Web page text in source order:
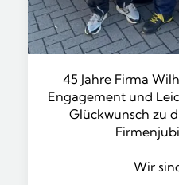
45 Jahre Firma
Engagement und
Glückwunsch zu
Wir